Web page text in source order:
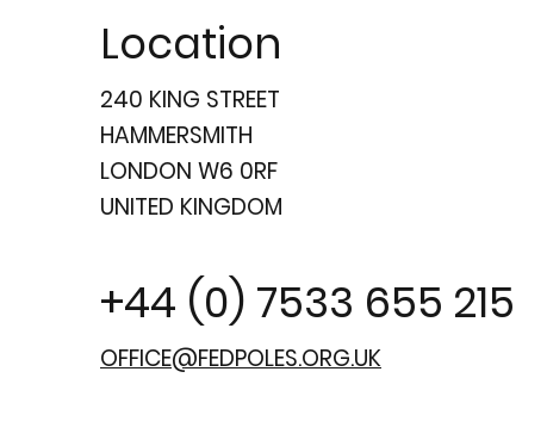
Location
240 KING STREET
HAMMERSMITH
LONDON W6 0RF
UNITED KINGDOM
+44 (0) 7533 655 215‬
OFFICE@FEDPOLES.ORG.UK